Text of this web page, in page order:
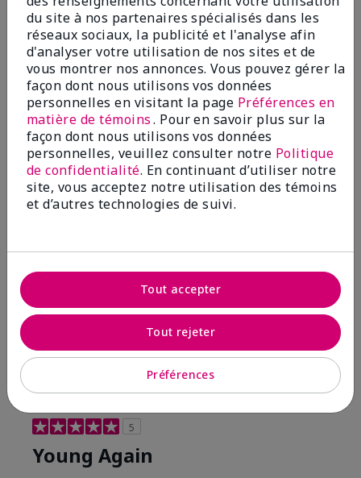
Lipstick
Soumisil y a 6 mois
ParKaren
deOwen Sound
Acheteur Vérifié
Evaluer à
marykay.ca/en-ca
Commentaires pour Gel Semi-Matte Lipstick
I love this colour and feels really good on
Recommanderiez-vous ce produit à une amie?
Oui
Est-ce que cet avis est utile?
5
Young Again
du site à nos partenaires spécialisés dans les
réseaux sociaux, la publicité et l'analyse afin
d'analyser votre utilisation de nos sites et de
vous montrer nos annonces. Vous pouvez gérer la
façon dont nous utilisons vos données
personnelles en visitant la page Préférences en
matière de témoins. Pour en savoir plus sur la
façon dont nous utilisons vos données
personnelles, veuillez consulter notre Politique
de confidentialité. En continuant d’utiliser notre
site, vous acceptez notre utilisation des témoins
et d’autres technologies de suivi.
Préférences
Tout rejeter
Tout accepter